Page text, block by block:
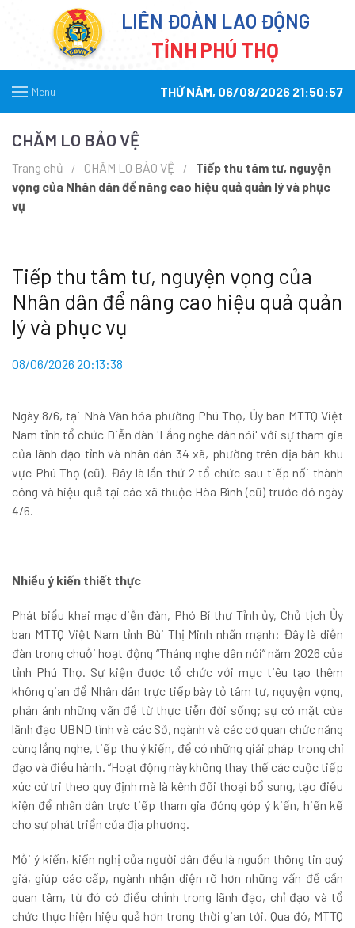
LIÊN ĐOÀN LAO ĐỘNG
TỈNH PHÚ THỌ
Menu THỨ NĂM, 06/08/2026 21:50:57
CHĂM LO BẢO VỆ
Trang chủ CHĂM LO BẢO VỆ
Tiếp thu tâm tư, nguyện
vọng của Nhân dân để nâng cao hiệu quả quản lý và phục
vụ
Tiếp thu tâm tư, nguyện vọng của
Nhân dân để nâng cao hiệu quả quản
lý và phục vụ
08/06/2026 20:13:38
Ngày 8/6, tại Nhà Văn hóa phường Phú Thọ, Ủy ban MTTQ Việt
Nam tỉnh tổ chức Diễn đàn 'Lắng nghe dân nói' với sự tham gia
của lãnh đạo tỉnh và nhân dân 34 xã, phường trên địa bàn khu
vực Phú Thọ (cũ). Đây là lần thứ 2 tổ chức sau tiếp nối thành
công và hiệu quả tại các xã thuộc Hòa Bình (cũ) trước đó ngày
4/6.
Nhiều ý kiến thiết thực
Phát biểu khai mạc diễn đàn, Phó Bí thư Tỉnh ủy, Chủ tịch Ủy
ban MTTQ Việt Nam tỉnh Bùi Thị Minh nhấn mạnh: Đây là diễn
đàn trong chuỗi hoạt động “Tháng nghe dân nói” năm 2026 của
tỉnh Phú Thọ. Sự kiện được tổ chức với mục tiêu tạo thêm
không gian để Nhân dân trực tiếp bày tỏ tâm tư, nguyện vọng,
phản ánh những vấn đề từ thực tiễn đời sống; sự có mặt của
lãnh đạo UBND tỉnh và các Sở, ngành và các cơ quan chức năng
cùng lắng nghe, tiếp thu ý kiến, để có những giải pháp trong chỉ
đạo và điều hành. “Hoạt động này không thay thế các cuộc tiếp
xúc cử tri theo quy định mà là kênh đối thoại bổ sung, tạo điều
kiện để nhân dân trực tiếp tham gia đóng góp ý kiến, hiến kế
cho sự phát triển của địa phương.
Mỗi ý kiến, kiến nghị của người dân đều là nguồn thông tin quý
giá, giúp các cấp, ngành nhận diện rõ hơn những vấn đề cần
quan tâm, từ đó có điều chỉnh trong lãnh đạo, chỉ đạo và tổ
chức thực hiện hiệu quả hơn trong thời gian tới. Qua đó, MTTQ